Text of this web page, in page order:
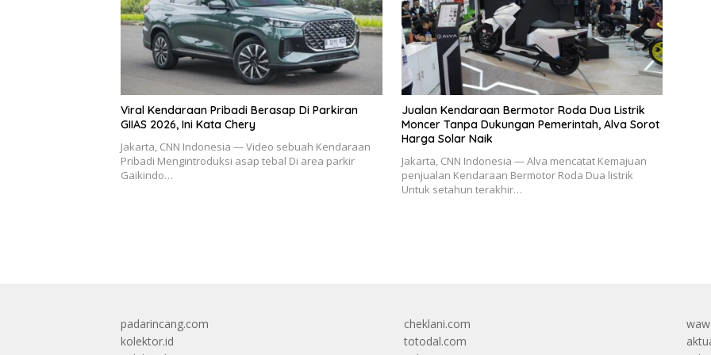
Viral Kendaraan Pribadi Berasap Di Parkiran
GIIAS 2026, Ini Kata Chery
Jakarta, CNN Indonesia — Video sebuah Kendaraan
Pribadi Mengintroduksi asap tebal Di area parkir
Gaikindo…
Jualan Kendaraan Bermotor Roda Dua Listrik
Moncer Tanpa Dukungan Pemerintah, Alva Sorot
Harga Solar Naik
Jakarta, CNN Indonesia — Alva mencatat Kemajuan
penjualan Kendaraan Bermotor Roda Dua listrik
Untuk setahun terakhir…
padarincang.com
kolektor.id
cheklani.com
totodal.com